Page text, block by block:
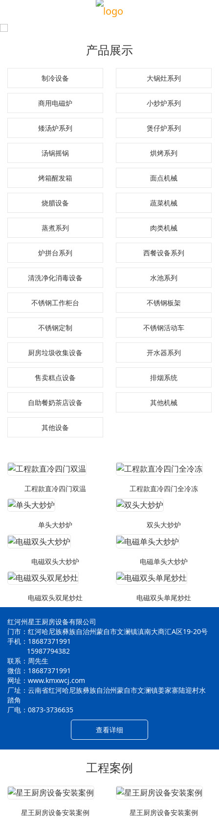
产品展示
制冷设备 大锅灶系列
商用电磁炉 小炒炉系列
矮汤炉系列 煲仔炉系列
汤锅摇锅 烘烤系列
烤箱醒发箱 面点机械
烧腊设备 蔬菜机械
蒸煮系列 肉类机械
炉拼台系列 西餐设备系列
清洗净化消毒设备 水池系列
不锈钢工作柜台 不锈钢板架
不锈钢定制 不锈钢活动车
厨房垃圾收集设备 开水器系列
售卖糕点设备 排烟系统
自助餐奶茶店设备 其他机械
其他设备
工程款直冷四门双温 工程款直冷四门全冷冻
单头大炒炉 双头大炒炉
电磁双头大炒炉 电磁单头大炒炉
电磁双头双尾炒灶 电磁双头单尾炒灶
红河州星王厨房设备有限公司
门市：红河哈尼族彝族自治州蒙自市文澜镇滇南大商汇A区19-20号
手机：18687371991
15987794382
联系：周先生
微信：18687371991
网址：www.kmxwcj.com
厂址：云南省红河哈尼族彝族自治州蒙自市文澜镇姜家寨陆迎村水
踏角
厂电：0873-3736635
查看详细
工程案例
星王厨房设备安装案例 星王厨房设备安装案例